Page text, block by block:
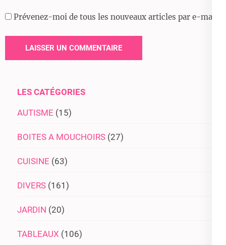
Prévenez-moi de tous les nouveaux articles par e-mail.
LES CATÉGORIES
AUTISME (15)
BOITES A MOUCHOIRS (27)
CUISINE (63)
DIVERS (161)
JARDIN (20)
TABLEAUX (106)